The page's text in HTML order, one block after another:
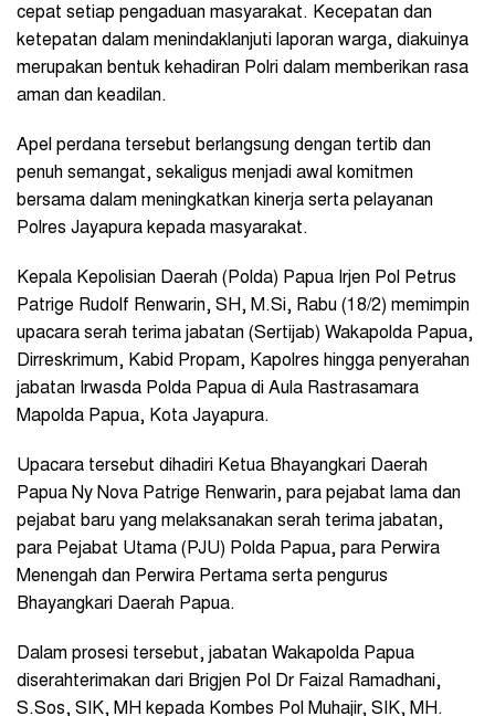
cepat setiap pengaduan masyarakat. Kecepatan dan
ketepatan dalam menindaklanjuti laporan warga, diakuinya
merupakan bentuk kehadiran Polri dalam memberikan rasa
aman dan keadilan.
Apel perdana tersebut berlangsung dengan tertib dan
penuh semangat, sekaligus menjadi awal komitmen
bersama dalam meningkatkan kinerja serta pelayanan
Polres Jayapura kepada masyarakat.
Kepala Kepolisian Daerah (Polda) Papua Irjen Pol Petrus
Patrige Rudolf Renwarin, SH, M.Si, Rabu (18/2) memimpin
upacara serah terima jabatan (Sertijab) Wakapolda Papua,
Dirreskrimum, Kabid Propam, Kapolres hingga penyerahan
jabatan Irwasda Polda Papua di Aula Rastrasamara
Mapolda Papua, Kota Jayapura.
Upacara tersebut dihadiri Ketua Bhayangkari Daerah
Papua Ny Nova Patrige Renwarin, para pejabat lama dan
pejabat baru yang melaksanakan serah terima jabatan,
para Pejabat Utama (PJU) Polda Papua, para Perwira
Menengah dan Perwira Pertama serta pengurus
Bhayangkari Daerah Papua.
Dalam prosesi tersebut, jabatan Wakapolda Papua
diserahterimakan dari Brigjen Pol Dr Faizal Ramadhani,
S.Sos, SIK, MH kepada Kombes Pol Muhajir, SIK, MH.